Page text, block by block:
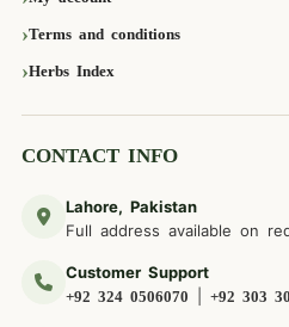
Terms and conditions
Herbs Index
CONTACT INFO
Lahore, Pakistan
Full address available on
Customer Support
+92 324 0506070 +92 303